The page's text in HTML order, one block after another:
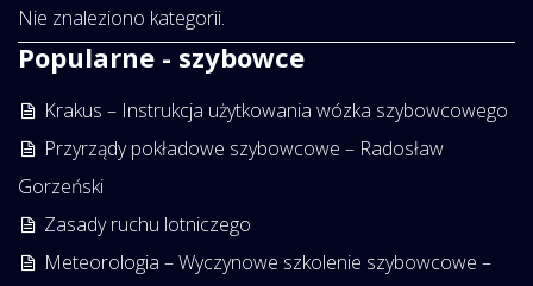
Nie znaleziono kategorii.
Popularne - szybowce
Krakus – Instrukcja użytkowania wózka szybowcowego
Przyrządy pokładowe szybowcowe – Radosław
Gorzeński
Zasady ruchu lotniczego
Meteorologia – Wyczynowe szkolenie szybowcowe –